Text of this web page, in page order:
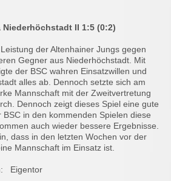
Niederhöchstadt II 1:5 (0:2)
der Altenhainer Jungs gegen
Gegner aus Niederhöchstadt. Mit
der BSC wahren Einsatzwillen und
alles ab. Dennoch setzte sich am
Mannschaft mit der Zweitvertretung
Dennoch zeigt dieses Spiel eine gute
in den kommenden Spielen diese
auch wieder bessere Ergebnisse.
dass in den letzten Wochen vor der
Mannschaft im Einsatz ist.
Eigentor